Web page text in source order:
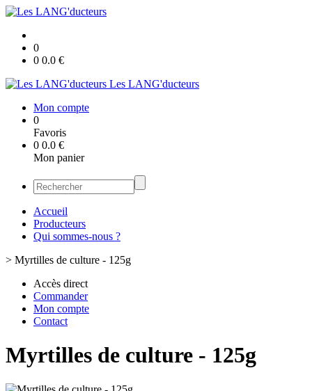
0
0 0.0 €
Les LANG'ducteurs
Mon compte
0
Favoris
0 0.0 €
Mon panier
Accueil
Producteurs
Qui sommes-nous ?
> Myrtilles de culture - 125g
Accès direct
Commander
Mon compte
Contact
Myrtilles de culture - 125g